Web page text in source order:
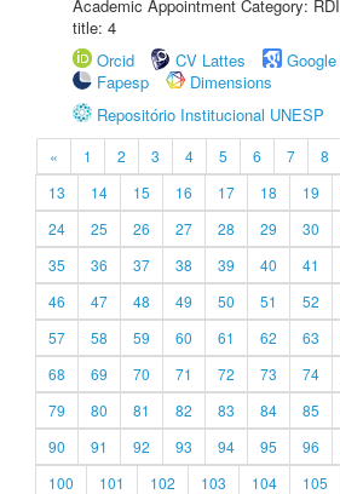
Academic Appointment Category:
title: 4
Orcid
CV Lattes
Fapesp
Dimensions
Repositório Institucional UNESP
« 1 2 3 4 5 6 7 8
13
14 15 16 17 18 19
24
25 26 27 28 29 30
35
36 37 38 39 40 41
46
47 48 49 50 51 52
57
58 59 60 61 62 63
68
69 70 71 72 73 74
79
80 81 82 83 84 85
90
91 92 93 94 95 96
100
101 102 103 104 105